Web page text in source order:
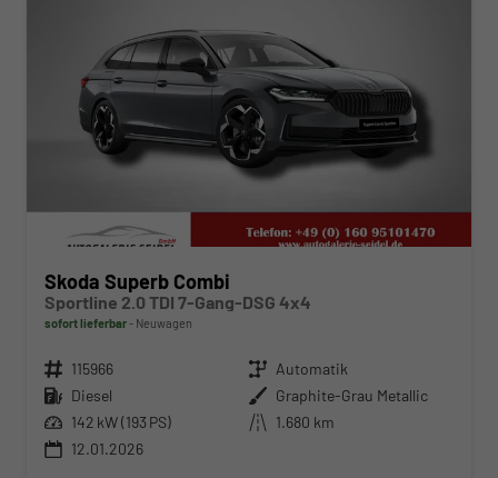
Skoda Superb Combi
Sportline 2.0 TDI 7-Gang-DSG 4x4
sofort lieferbar Neuwagen
Fahrzeugnr. 115966 Getriebe Automatik
Kraftstoff Diesel Außenfarbe Graphite-Grau Metallic
Leistung 142 kW (193 PS) Kilometerstand 1.680 km
12.01.2026